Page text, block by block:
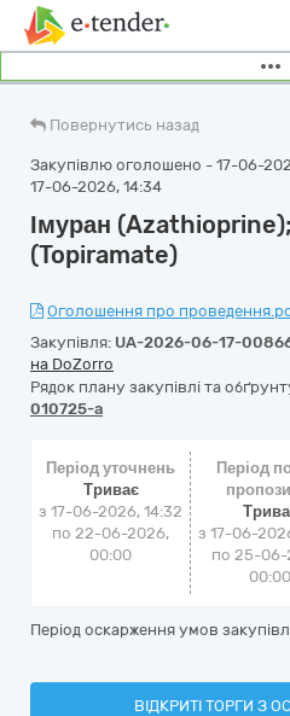
Повернутись назад
Закупівлю оголошено - 17-06-
17-06-2026, 14:34
Імуран
(Topiramate)
Оголошення про
Закупівля: UA-2026-06-17-
на DoZorro
Рядок плану закупівлі та
010725-a
Період уточнень
Триває
з 17-06-2026, 14:32
по 22-06-2026,
00:00
Період
з 17-06-
по 25-06-
00:00
Період оскарження умов
ВІДКРИТІ ТОРГИ З